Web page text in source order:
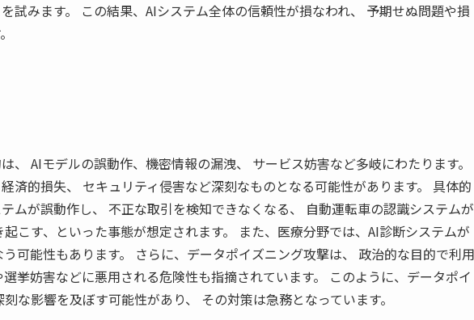
試みます。 この結果、AIシステム全体の信頼性が損なわれ、 予期せぬ問題や損
、 AIモデルの誤動作、機密情報の漏洩、 サービス妨害など多岐にわたります。
済的損失、 セキュリティ侵害など深刻なものとなる可能性があります。 具体的
ムが誤動作し、 不正な取引を検知できなくなる、 自動運転車の認識システムが
こす、といった事態が想定されます。 また、医療分野では、AI診断システムが
可能性もあります。 さらに、データポイズニング攻撃は、 政治的な目的で利用
挙妨害などに悪用される危険性も指摘されています。 このように、データポイ
な影響を及ぼす可能性があり、 その対策は急務となっています。